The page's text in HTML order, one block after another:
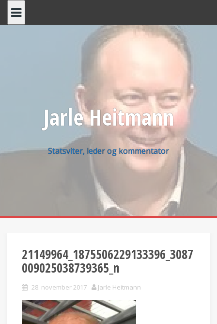
Jarle Heitmann
Statsviter, leder og kommentator
21149964_1875506229133396_3087
009025038739365_n
28. november 2017 Jarle Heitmann